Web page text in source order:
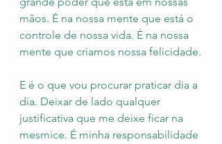
mãos. É na nossa mente que está o
controle de nossa vida. É na nossa
mente que criamos nossa felicidade.
E é o que vou procurar praticar dia a
dia. Deixar de lado qualquer
justificativa que me deixe ficar na
mesmice. É minha responsabilidade